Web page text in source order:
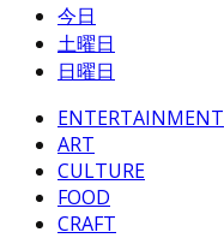
今日
土曜日
日曜日
ENTERTAINMENT
ART
CULTURE
FOOD
CRAFT